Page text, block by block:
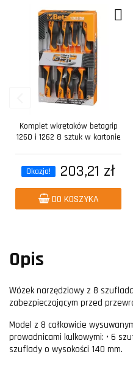
Komplet wkrętaków betagrip
1260 i 1262 8 sztuk w kartonie
Okazja! 203,21 zł
DO KOSZYKA
Opis
Wózek narzędziowy z 8
zabezpieczającym przed
Model z 8 całkowicie
prowadnicami kulkowymi: • 6
szuflady o wysokości 140 mm.